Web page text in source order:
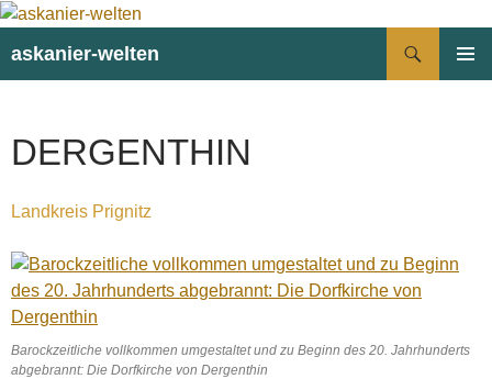
askanier-welten
DERGENTHIN
Landkreis Prignitz
Barockzeitliche vollkommen umgestaltet und zu Beginn des 20. Jahrhunderts
abgebrannt: Die Dorfkirche von Dergenthin